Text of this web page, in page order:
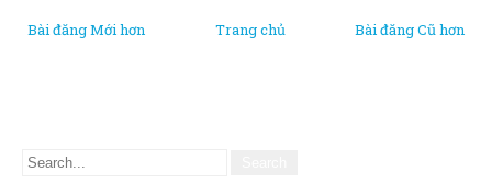
Bài đăng Mới hơn Bài đăng Cũ hơn
Trang chủ